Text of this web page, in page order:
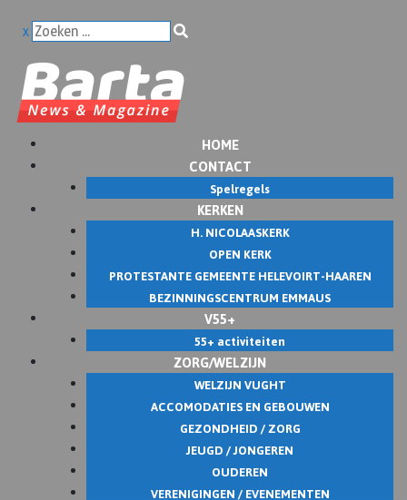
x
HOME
CONTACT
Spelregels
KERKEN
H. NICOLAASKERK
OPEN KERK
PROTESTANTE GEMEENTE HELEVOIRT-HAAREN
BEZINNINGSCENTRUM EMMAUS
V55+
55+ activiteiten
ZORG/WELZIJN
WELZIJN VUGHT
ACCOMODATIES EN GEBOUWEN
GEZONDHEID / ZORG
JEUGD / JONGEREN
OUDEREN
VERENIGINGEN / EVENEMENTEN